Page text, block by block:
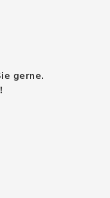
gerne.